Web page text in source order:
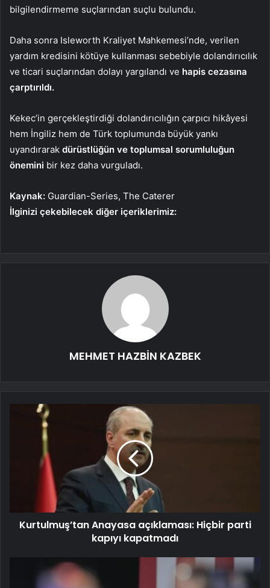
bilgilendirmeme suçlarından suçlu bulundu.
Daha sonra Isleworth Kraliyet Mahkemesi’nde, verilen
yardım kredisini kötüye kullanması sebebiyle dolandırıcılık
ve ticari suçlarından dolayı yargılandı ve hapis cezasına
çarptırıldı.
Kekec’in gerçekleştirdiği dolandırıcılığın çarpıcı hikâyesi
hem İngiliz hem de Türk toplumunda büyük yankı
uyandırarak dürüstlüğün ve toplumsal sorumluluğun
önemini bir kez daha vurguladı.
Kaynak: Guardian-Series, The Caterer
İlginizi çekebilecek diğer içeriklerimiz:
MEHMET HAZBİN KAZBEK
Kurtulmuş’tan Anayasa açıklaması: Hiçbir parti
kapıyı kapatmadı